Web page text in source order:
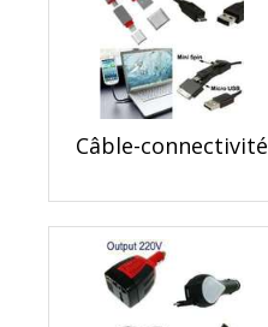
Câble-connectivité